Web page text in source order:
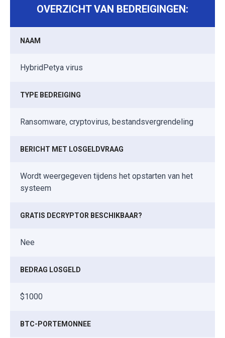
OVERZICHT VAN BEDREIGINGEN:
NAAM
HybridPetya virus
TYPE BEDREIGING
Ransomware, cryptovirus, bestandsvergrendeling
BERICHT MET LOSGELDVRAAG
Wordt weergegeven tijdens het opstarten van het
systeem
GRATIS DECRYPTOR BESCHIKBAAR?
Nee
BEDRAG LOSGELD
$1000
BTC-PORTEMONNEE